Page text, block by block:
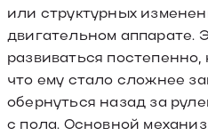
или структурных
двигательном аппарате.
развиваться постепенно,
что ему стало сложнее
обернуться назад за
с пола. Основной